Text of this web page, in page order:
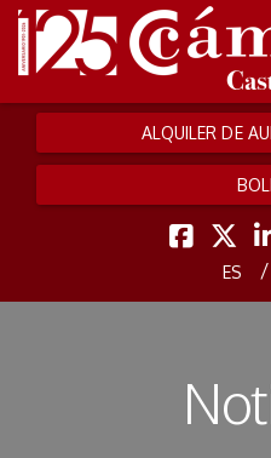
ALQUILER DE
ES /